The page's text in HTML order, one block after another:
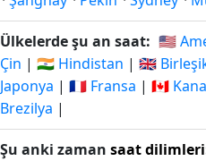
Ülkelerde şu an saat: 🇺🇸
Çin | 🇮🇳 Hindistan | 🇬🇧
Japonya | 🇫🇷 Fransa | 🇨🇦
Brezilya |
Şu anki zaman saat dilimleri